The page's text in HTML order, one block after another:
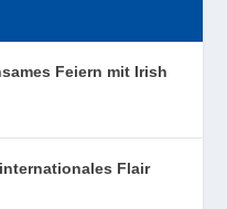
Feiern mit Irish
Flair